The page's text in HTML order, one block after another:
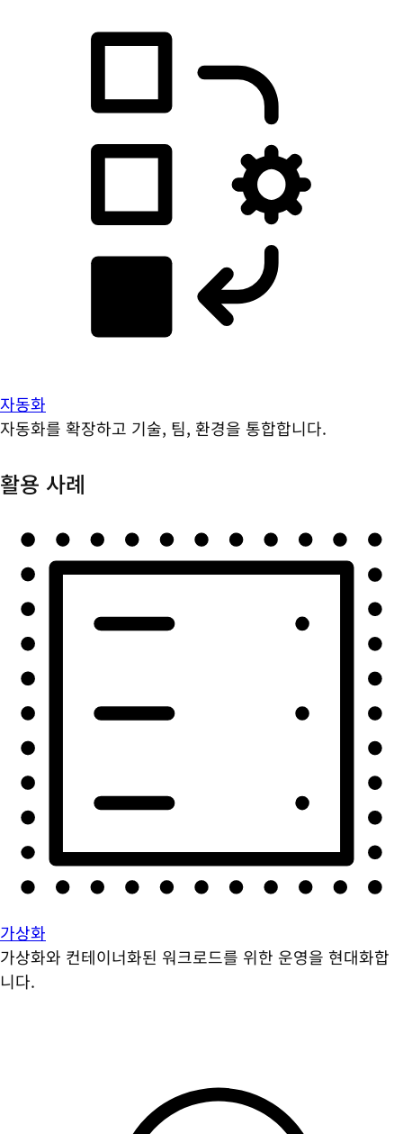
자동화
자동화를 확장하고 기술, 팀, 환경을 통합합니다.
활용 사례
가상화
가상화와 컨테이너화된 워크로드를 위한 운영을 현대화합
니다.